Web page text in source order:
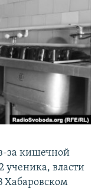
за кишечной
власти
Хабаровском